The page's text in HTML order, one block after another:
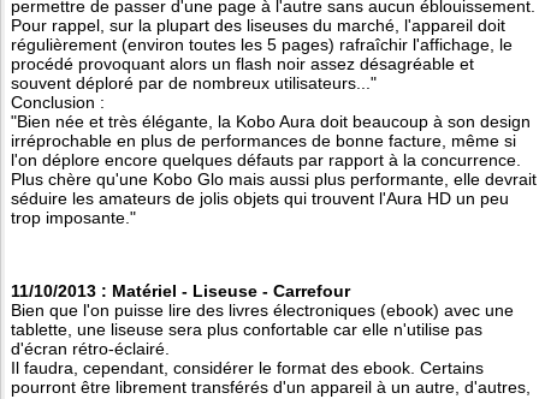
permettre de passer d'une page à l'autre sans aucun éblouissement.
Pour rappel, sur la plupart des liseuses du marché, l'appareil doit
régulièrement (environ toutes les 5 pages) rafraîchir l'affichage, le
procédé provoquant alors un flash noir assez désagréable et
souvent déploré par de nombreux utilisateurs..."
Conclusion :
"Bien née et très élégante, la Kobo Aura doit beaucoup à son design
irréprochable en plus de performances de bonne facture, même si
l'on déplore encore quelques défauts par rapport à la concurrence.
Plus chère qu'une Kobo Glo mais aussi plus performante, elle devrait
séduire les amateurs de jolis objets qui trouvent l'Aura HD un peu
trop imposante."
11/10/2013 : Matériel - Liseuse - Carrefour
Bien que l'on puisse lire des livres électroniques (ebook) avec une
tablette, une liseuse sera plus confortable car elle n'utilise pas
d'écran rétro-éclairé.
Il faudra, cependant, considérer le format des ebook. Certains
pourront être librement transférés d'un appareil à un autre, d'autres,